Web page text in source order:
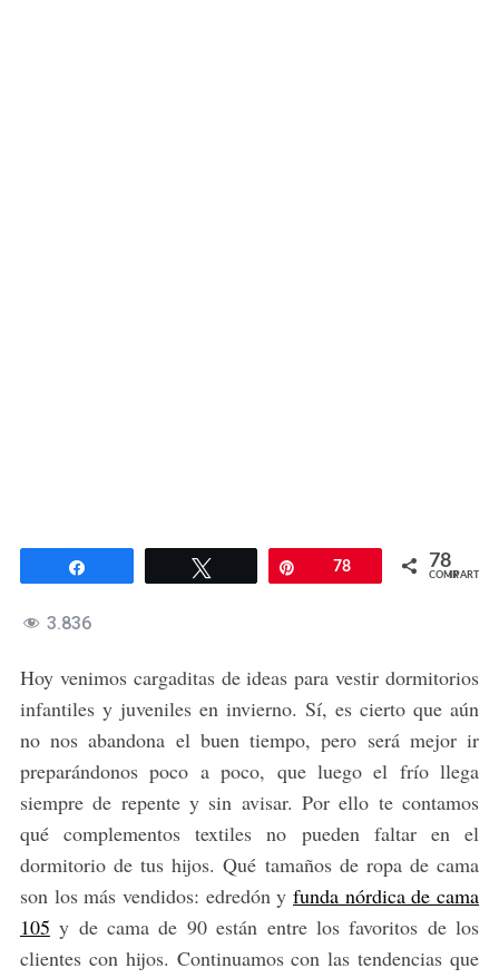
Twittear 78 78
COMPARTIR
3.836
Hoy venimos cargaditas de ideas para vestir dormitorios
infantiles y juveniles en invierno. Sí, es cierto que aún
no nos abandona el buen tiempo, pero será mejor ir
preparándonos poco a poco, que luego el frío llega
siempre de repente y sin avisar. Por ello te contamos
qué complementos textiles no pueden faltar en el
dormitorio de tus hijos. Qué tamaños de ropa de cama
son los más vendidos: edredón yfunda nórdica de cama
105 y de cama de 90 están entre los favoritos de los
clientes con hijos. Continuamos con las tendencias que